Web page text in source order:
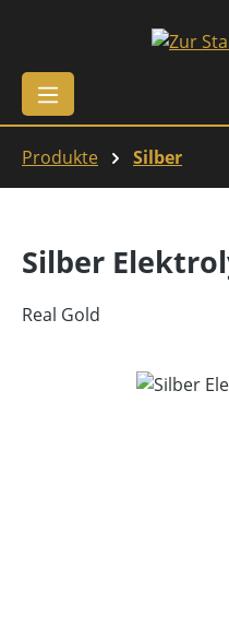
Zum Hauptinhalt springen
Produkte Silber
Silber
Real Gold
Bildergalerie